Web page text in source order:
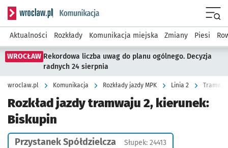
Serwis informacyjny wroclaw.pl podserwis: Komunikacja
Aktualności Rozkłady Komunikacja miejska Zmiany Piesi
WROCŁAW Rekordowa liczba uwag do planu ogólnego. Decyzja
radnych 24 sierpnia
wroclaw.pl Komunikacja Rozkłady jazdy MPK Linia 2 Tramwaj
Rozkład jazdy tramwaju 2, kierunek:
Biskupin
Przystanek Spółdzielcza Słupek: 24413